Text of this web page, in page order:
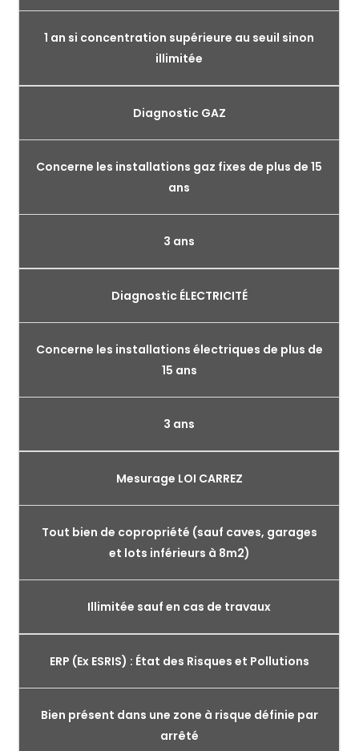
1 an si concentration supérieure au seuil sinon
illimitée
Diagnostic GAZ
Concerne les installations gaz fixes de plus de 15
ans
3 ans
Diagnostic ÉLECTRICITÉ
Concerne les installations électriques de plus de
15 ans
3 ans
Mesurage LOI CARREZ
Tout bien de copropriété (sauf caves, garages
et lots inférieurs à 8m2)
Illimitée sauf en cas de travaux
ERP (Ex ESRIS) : État des Risques et Pollutions
Bien présent dans une zone à risque définie par
arrêté